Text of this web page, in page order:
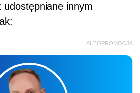
udostępniane innym
AUTOPROMOCJA